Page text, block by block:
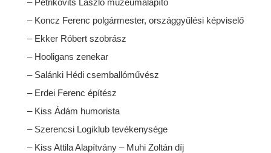
– Petrikovits László múzeumalapító
– Koncz Ferenc polgármester, országgyűlési képviselő
– Ekker Róbert szobrász
– Hooligans zenekar
– Salánki Hédi csemballóművész
– Erdei Ferenc építész
– Kiss Ádám humorista
– Szerencsi Logiklub tevékenysége
– Kiss Attila Alapítvány – Muhi Zoltán díj